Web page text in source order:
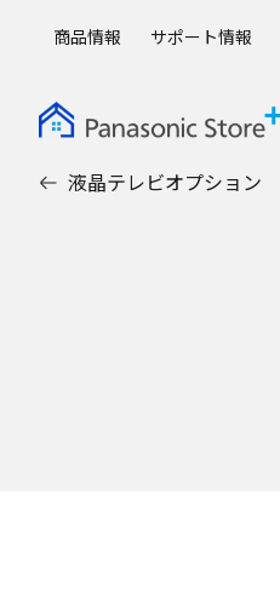
商品情報 サポート情報
液晶テレビオプション